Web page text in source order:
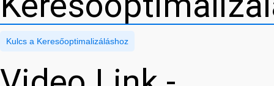
Kulcs a Keresőoptimalizáláshoz